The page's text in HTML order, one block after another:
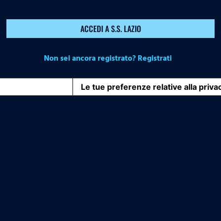
ACCEDI A S.S. LAZIO
Non sei ancora registrato? Registrati
Le tue preferenze relative alla